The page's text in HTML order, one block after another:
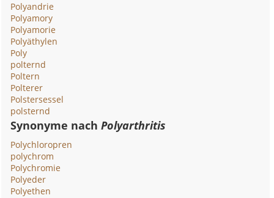
Polyandrie
Polyamory
Polyamorie
Polyäthylen
Poly
polternd
Poltern
Polterer
Polstersessel
polsternd
Synonyme nachPolyarthritis
Polychloropren
polychrom
Polychromie
Polyeder
Polyethen